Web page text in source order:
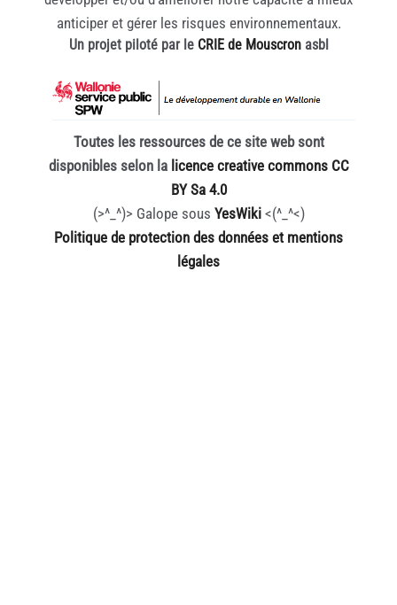
anticiper et gérer les risques environnementaux.
Un projet piloté par le CRIE de Mouscronasbl
Toutes les ressources de ce site web sont
disponibles selon la licence creative commons CC
BY Sa 4.0
(>^_^)> Galope sous YesWiki<(^_^<)
Politique de protection des données et mentions
légales